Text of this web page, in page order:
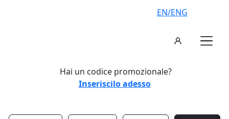
EN/ENG
Hai un codice promozionale?
Inseriscilo adesso